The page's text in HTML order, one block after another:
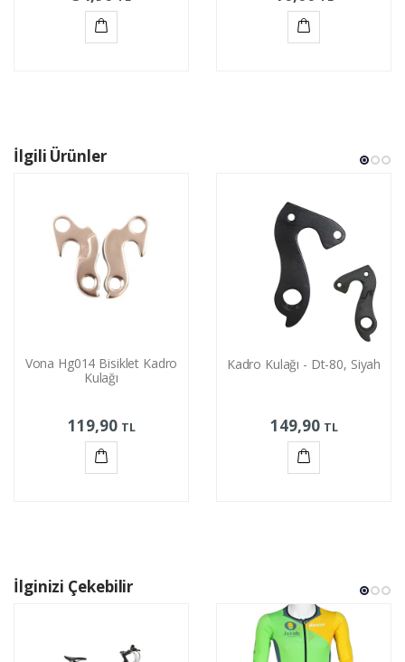
İlgili Ürünler
Vona Hg014 Bisiklet Kadro
Kulağı
119,90 TL
Kadro Kulağı - Dt-80, Siyah
149,90 TL
İlginizi Çekebilir